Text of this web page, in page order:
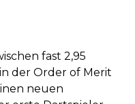
fast 2,95
der Order of Merit
neuen